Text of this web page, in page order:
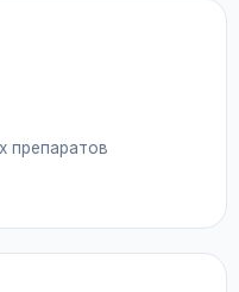
препаратов